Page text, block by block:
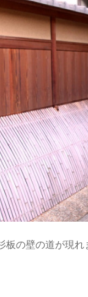
板の壁の道が現れ